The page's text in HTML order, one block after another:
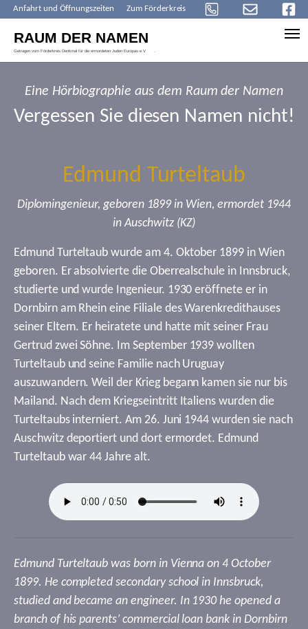
Anfahrt und Öffnungszeiten Zum Förderkreis
Eine Hörbiographie aus dem Raum der Namen
Vergessen Sie diesen Namen nicht!
Edmund Turteltaub
Diplomingenieur, geboren 1899 in Wien, ermordet 1944
in Auschwitz (KZ)
Edmund Turteltaub wurde am 4. Oktober 1899 in Wien
geboren. Er absolvierte die Oberrealschule in Innsbruck,
studierte und wurde Ingenieur. 1930 eröffnete er in
Dornbirn am Rhein eine Filiale des Warenkredithauses
seiner Eltern. Er heiratete und hatte mit seiner Frau
Gertrud zwei Söhne. Im September 1939 wollten
Turteltaub und seine Familie nach Uruguay
auszuwandern. Weil der Krieg begann kamen sie nur bis
Mailand. Nach dem Kriegseintritt Italiens wurden die
Turteltaubs interniert. Am 26. Juni 1944 wurden sie nach
Auschwitz deportiert und dort ermordet. Edmund
Turteltaub war 44 Jahre alt.
Edmund Turteltaub was born in Vienna on 4 October
1899. He completed secondary school in Innsbruck,
studied and became an engineer. In 1930 he opened a
branch of his parents’ commercial loan bank in Dornbirn